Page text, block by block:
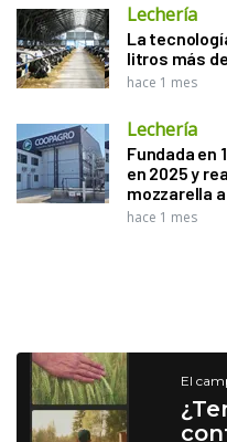
Lechería
La
litros más
hace 1 mes
Lechería
Fundada en
en 2025 y
mozzarella
hace 1 mes
El